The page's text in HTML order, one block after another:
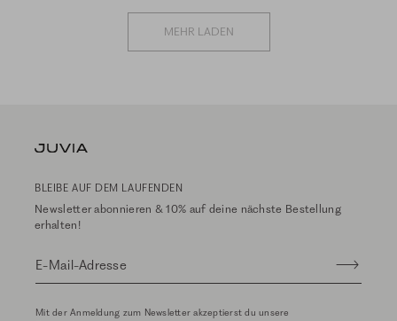
MEHR LADEN
BLEIBE AUF DEM LAUFENDEN
Newsletter abonnieren & 10% auf deine nächste Bestellung
erhalten!
E-Mail-Adresse
Mit der Anmeldung zum Newsletter akzeptierst du unsere